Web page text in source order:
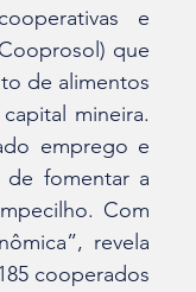
e
que
de alimentos
mineira.
emprego e
de fomentar a
Com
revela
cooperados